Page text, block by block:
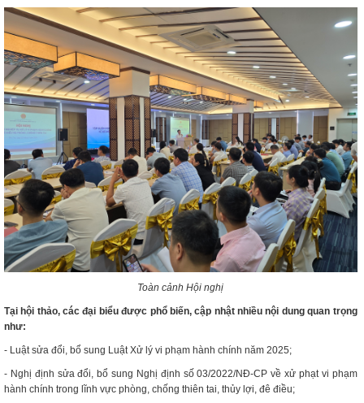
Toàn cảnh Hội nghị
Tại hội thảo, các đại biểu được phổ biến, cập nhật nhiều nội dung quan trọng
như:
- Luật sửa đổi, bổ sung Luật Xử lý vi phạm hành chính năm 2025;
- Nghị định sửa đổi, bổ sung Nghị định số 03/2022/NĐ-CP về xử phạt vi phạm
hành chính trong lĩnh vực phòng, chống thiên tai, thủy lợi, đê điều;